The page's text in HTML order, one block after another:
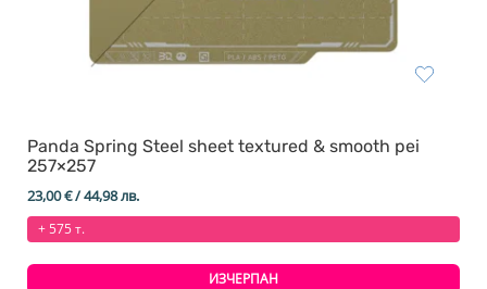
Panda Spring Steel sheet textured & smooth pei
257×257
23,00€/ 44,98 лв.
+ 575 т.
ИЗЧЕРПАН